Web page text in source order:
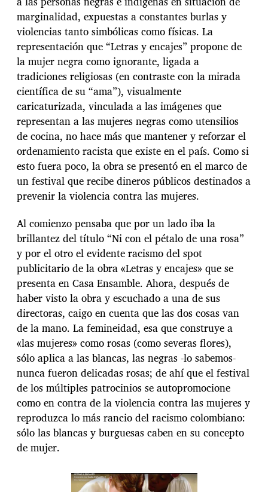
marginalidad, expuestas a constantes burlas y
violencias tanto simbólicas como físicas. La
representación que “Letras y encajes” propone de
la mujer negra como ignorante, ligada a
tradiciones religiosas (en contraste con la mirada
científica de su “ama”), visualmente
caricaturizada, vinculada a las imágenes que
representan a las mujeres negras como utensilios
de cocina, no hace más que mantener y reforzar el
ordenamiento racista que existe en el país. Como si
esto fuera poco, la obra se presentó en el marco de
un festival que recibe dineros públicos destinados a
prevenir la violencia contra las mujeres.
Al comienzo pensaba que por un lado iba la
brillantez del título “Ni con el pétalo de una rosa”
y por el otro el evidente racismo del spot
publicitario de la obra «Letras y encajes» que se
presenta en Casa Ensamble. Ahora, después de
haber visto la obra y escuchado a una de sus
directoras, caigo en cuenta que las dos cosas van
de la mano. La femineidad, esa que construye a
«las mujeres» como rosas (como severas flores),
sólo aplica a las blancas, las negras -lo sabemos-
nunca fueron delicadas rosas; de ahí que el festival
de los múltiples patrocinios se autopromocione
como en contra de la violencia contra las mujeres y
reproduzca lo más rancio del racismo colombiano:
sólo las blancas y burguesas caben en su concepto
de mujer.